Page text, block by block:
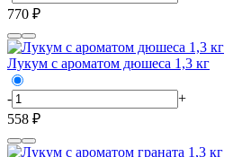
770 ₽
Лукум с ароматом дюшеса 1,3 кг
-
+
558 ₽